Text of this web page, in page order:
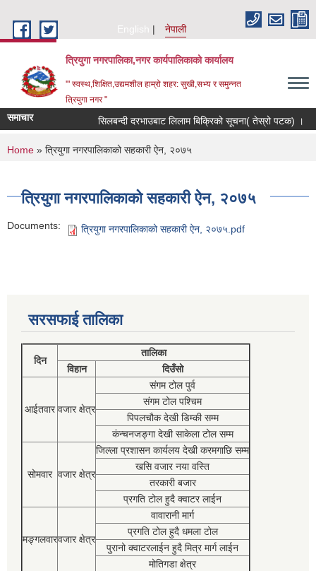
English
नेपाली
त्रियुगा नगरपालिका,नगर कार्यपालिकाको कार्यालय
'" स्वस्थ,शिक्षित,उद्यमशील हाम्रो शहर: सुखी,सभ्य र समुन्नत
त्रियुगा नगर "
समाचार सिलबन्दी दरभाउबाट लिलाम बिक्रिको सूचना( तेस्रो पटक) ।
You are here
Home » त्रियुगा नगरपालिकाको सहकारी ऐन, २०७५
त्रियुगा नगरपालिकाको सहकारी ऐन, २०७५
Documents: त्रियुगा नगरपालिकाको सहकारी ऐन, २०७५.pdf
सरसफाई तालिका
दिन
तालिका
विहान
दिउँसो
आईतवार वजार क्षेत्र
संगम टोल पुर्व
संगम टोल पश्चिम
पिपलचौक देखी डिम्की सम्म
कंन्चनजङ्गा देखी साकेला टोल सम्म
सोमवार वजार क्षेत्र
जिल्ला प्रशासन कार्यलय देखी करमगाछि सम्म
खसि वजार नया वस्ति
तरकारी बजार
प्रगति टोल हुदै क्वाटर लाईन
मङ्गलवारवजार क्षेत्र
वावारानी मार्ग
प्रगति टोल हुदै धमला टोल
पुरानो क्वाटरलाईन हुदै मित्र मार्ग लाईन
मोतिगडा क्षेत्र